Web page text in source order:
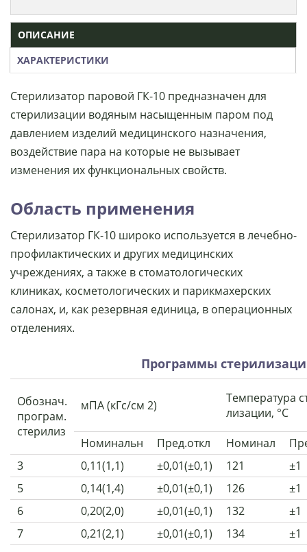
ОПИСАНИЕ
ХАРАКТЕРИСТИКИ
Стерилизатор паровой ГК-10 предназначен для
стерилизации водяным насыщенным паром под
давлением изделий медицинского назначения,
воздействие пара на которые не вызывает
изменения их функциональных свойств.
Область применения
Стерилизатор ГК-10 широко используется в лечебно-
профилактических и других медицинских
учреждениях, а также в стоматологических
клиниках, косметологических и парикмахерских
салонах, и, как резервная единица, в операционных
отделениях.
Программы
Обознач.
програм.
стерилиз
мПА (кГс/см 2)
Температура
лизации, °С
Номинальн
Пред.откл Номинал
3
0,11(1,1) ±0,01(±0,1) 121
±1
5
0,14(1,4) ±0,01(±0,1) 126
±1
6
0,20(2,0) ±0,01(±0,1) 132
±1
7
0,21(2,1) ±0,01(±0,1) 134 ±1